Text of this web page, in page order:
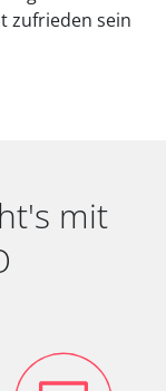
zufrieden sein
mit